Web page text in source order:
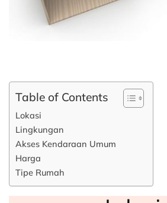
Table of Contents
Lokasi
Lingkungan
Akses Kendaraan Umum
Harga
Tipe Rumah